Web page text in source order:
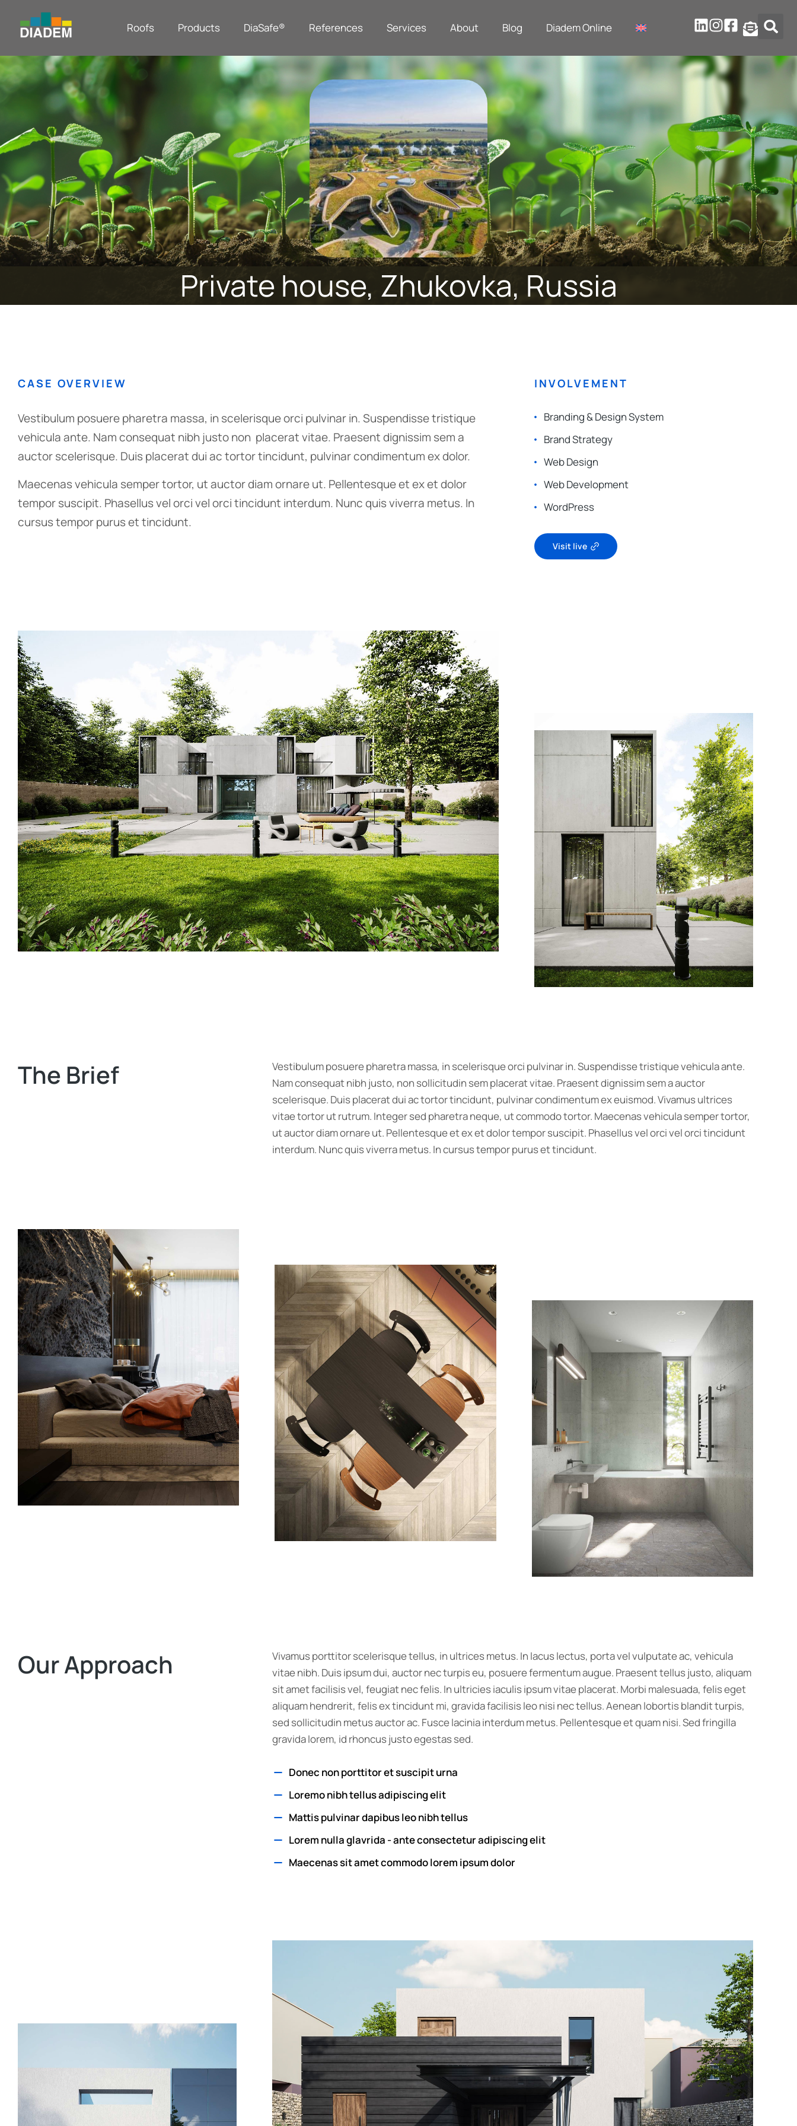
Roofs Products DiaSafe® References Services About Blog Diadem Online
Private house, Zhukovka, Russia
CASE OVERVIEW
Vestibulum posuere pharetra massa, in scelerisque orci pulvinar in. Suspendisse tristique
vehicula ante. Nam consequat nibh justo non placerat vitae. Praesent dignissim sem a
auctor scelerisque. Duis placerat dui ac tortor tincidunt, pulvinar condimentum ex dolor.
Maecenas vehicula semper tortor, ut auctor diam ornare ut. Pellentesque et ex et dolor
tempor suscipit. Phasellus vel orci vel orci tincidunt interdum. Nunc quis viverra metus. In
cursus tempor purus et tincidunt.
INVOLVEMENT
Branding & Design System
Brand Strategy
Web Design
Web Development
WordPress
Visit live
The Brief
Vestibulum posuere pharetra massa, in scelerisque orci pulvinar in. Suspendisse tristique vehicula ante.
Nam consequat nibh justo, non sollicitudin sem placerat vitae. Praesent dignissim sem a auctor
scelerisque. Duis placerat dui ac tortor tincidunt, pulvinar condimentum ex euismod. Vivamus ultrices
vitae tortor ut rutrum. Integer sed pharetra neque, ut commodo tortor. Maecenas vehicula semper tortor,
ut auctor diam ornare ut. Pellentesque et ex et dolor tempor suscipit. Phasellus vel orci vel orci tincidunt
interdum. Nunc quis viverra metus. In cursus tempor purus et tincidunt.
Our Approach
Vivamus porttitor scelerisque tellus, in ultrices metus. In lacus lectus, porta vel vulputate ac, vehicula
vitae nibh. Duis ipsum dui, auctor nec turpis eu, posuere fermentum augue. Praesent tellus justo, aliquam
sit amet facilisis vel, feugiat nec felis. In ultricies iaculis ipsum vitae placerat. Morbi malesuada, felis eget
aliquam hendrerit, felis ex tincidunt mi, gravida facilisis leo nisi nec tellus. Aenean lobortis blandit turpis,
sed sollicitudin metus auctor ac. Fusce lacinia interdum metus. Pellentesque et quam nisi. Sed fringilla
gravida lorem, id rhoncus justo egestas sed.
Donec non porttitor et suscipit urna
Loremo nibh tellus adipiscing elit
Mattis pulvinar dapibus leo nibh tellus
Lorem nulla glavrida - ante consectetur adipiscing elit
Maecenas sit amet commodo lorem ipsum dolor